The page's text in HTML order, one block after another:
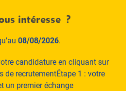
intéresse ?
08/08/2026.
candidature en cliquant sur
de recrutementÉtape 1 : votre
un premier échange